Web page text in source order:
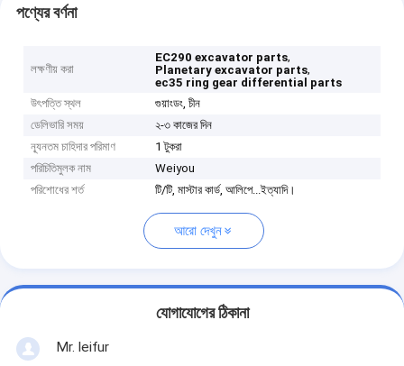
পণ্যের বর্ণনা
লক্ষণীয় করা
EC290 excavator parts,
Planetary excavator parts,
ec35 ring gear differential parts
উৎপত্তি স্থল
গুয়াংডং, চীন
ডেলিভারি সময়
২-৩ কাজের দিন
ন্যূনতম চাহিদার পরিমাণ
1 টুকরা
পরিচিতিমুলক নাম
Weiyou
পরিশোধের শর্ত
টি/টি, মাস্টার কার্ড, আলিপে...ইত্যাদি।
আরো দেখুন
যোগাযোগের ঠিকানা
Mr. leifur